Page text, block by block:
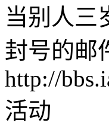
当别人三
封号的邮
http://
活动